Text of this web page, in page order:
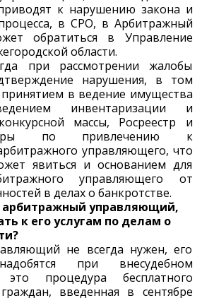
к нарушению закона и
в СРО, в Арбитражный
обратиться в Управление
области.
при рассмотрении жалобы
нарушения, в том
принятием в ведение имущества
инвентаризации и
массы, Росреестр и
по привлечению к
управляющего, что
явиться и основанием для
управляющего от
в делах о банкротстве.
арбитражный управляющий,
к его услугам по делам о
не всегда нужен, его
при внесудебном
процедура бесплатного
введенная в сентябре